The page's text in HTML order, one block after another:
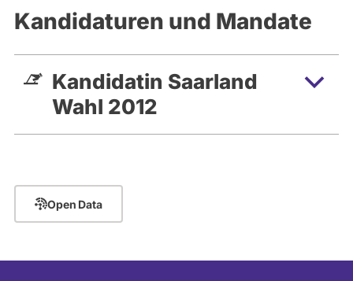
Kandidaturen und Mandate
Kandidatin Saarland
Wahl 2012
Open Data